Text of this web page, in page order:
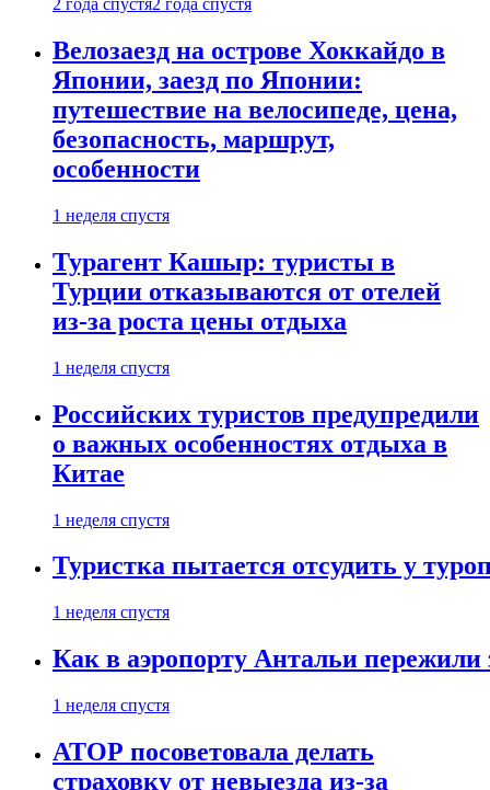
2 года спустя2 года спустя
Велозаезд на острове Хоккайдо в
Японии, заезд по Японии:
путешествие на велосипеде, цена,
безопасность, маршрут,
особенности
1 неделя спустя
Турагент Кашыр: туристы в
Турции отказываются от отелей
из-за роста цены отдыха
1 неделя спустя
Российских туристов предупредили
о важных особенностях отдыха в
Китае
1 неделя спустя
Туристка пытается отсудить у
1 неделя спустя
Как в аэропорту Антальи
1 неделя спустя
АТОР посоветовала делать
страховку от невыезда из-за